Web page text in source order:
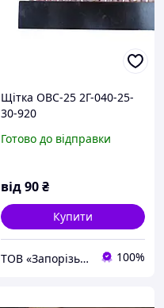
Щітка ОВС-25 2Г-040-25-
30-920
Готово до відправки
від90₴
Купити
ТОВ «Запорізький Зерновоз» 100%